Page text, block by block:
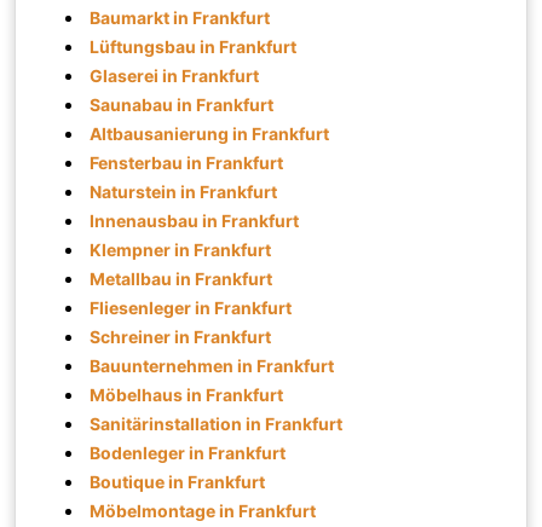
Baumarkt in Frankfurt
Lüftungsbau in Frankfurt
Glaserei in Frankfurt
Saunabau in Frankfurt
Altbausanierung in Frankfurt
Fensterbau in Frankfurt
Naturstein in Frankfurt
Innenausbau in Frankfurt
Klempner in Frankfurt
Metallbau in Frankfurt
Fliesenleger in Frankfurt
Schreiner in Frankfurt
Bauunternehmen in Frankfurt
Möbelhaus in Frankfurt
Sanitärinstallation in Frankfurt
Bodenleger in Frankfurt
Boutique in Frankfurt
Möbelmontage in Frankfurt